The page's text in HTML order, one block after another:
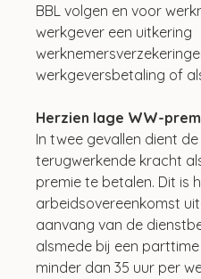
BBL volgen en voor
werkgever een uitkering
werkgeversbetaling of
Herzien lage WW-
In twee gevallen dient
terugwerkende kracht
premie te betalen. Dit is
arbeidsovereenkomst
aanvang van de
alsmede bij een
minder dan 35 uur per